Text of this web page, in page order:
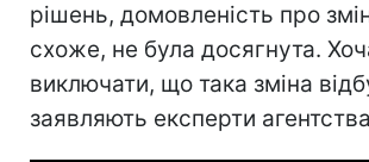
рішень, домовленість про
схоже, не була досягнута.
виключати, що така зміна
заявляють експерти